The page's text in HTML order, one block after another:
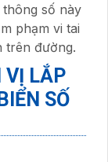
số này
phạm vi tai
trên đường.
VỊ LẮP
SỐ